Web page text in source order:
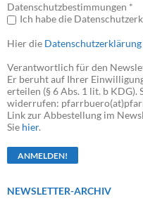
Datenschutzbestimmungen *
Ich habe die
Hier die Datenschutzerklärung
Verantwortlich für den
Er beruht auf Ihrer
erteilen (§ 6 Abs. 1 lit. b
widerrufen:
Link zur Abbestellung im
Sie hier.
NEWSLETTER-ARCHIV